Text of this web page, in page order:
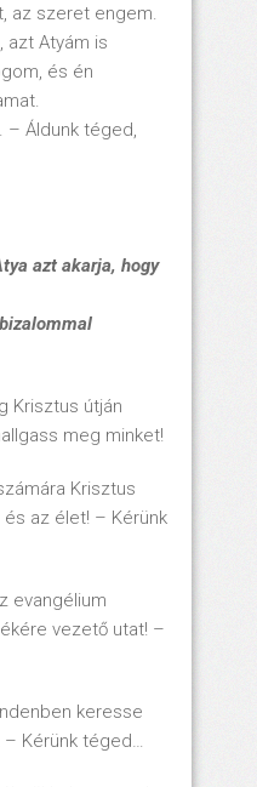
az szeret engem.
azt Atyám is
és én
– Áldunk téged,
azt akarja, hogy
Krisztus útján
meg minket!
Krisztus
az élet! – Kérünk
evangélium
vezető utat! –
keresse
Kérünk téged…